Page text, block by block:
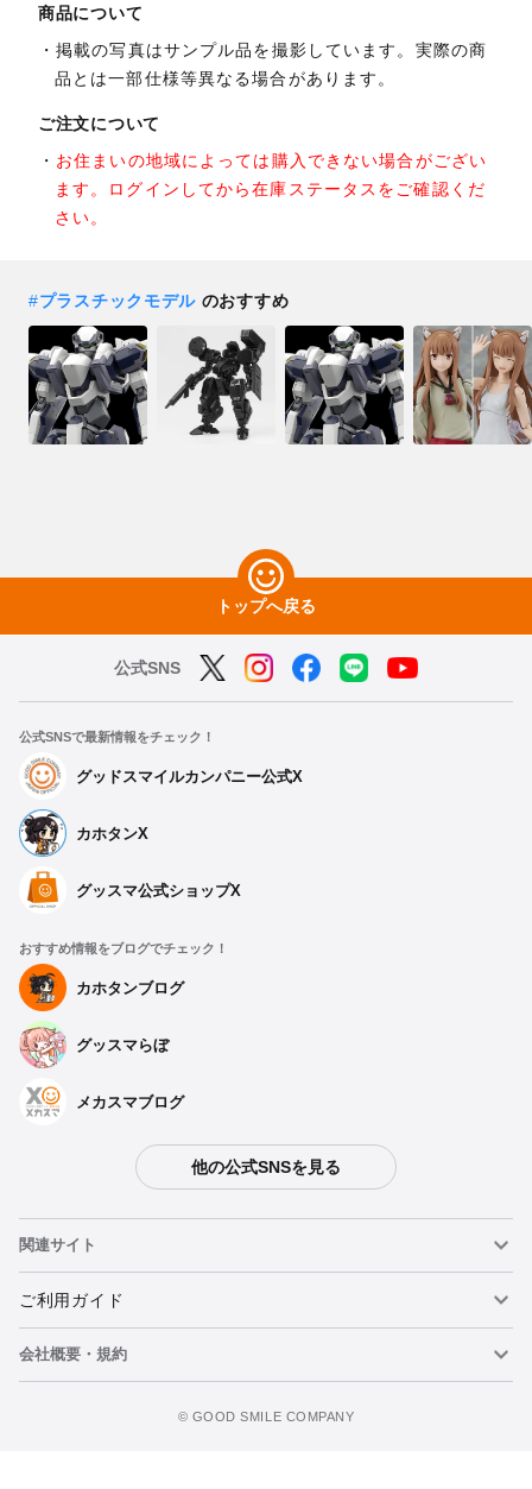
商品について
掲載の写真はサンプル品を撮影しています。実際の商
品とは一部仕様等異なる場合があります。
ご注文について
お住まいの地域によっては購入できない場合がござい
ます。ログインしてから在庫ステータスをご確認くだ
さい。
#プラスチックモデル のおすすめ
トップへ戻る
公式SNS
公式SNSで最新情報をチェック！
グッドスマイルカンパニー公式X
カホタンX
グッスマ公式ショップX
おすすめ情報をブログでチェック！
カホタンブログ
グッスマらぼ
メカスマブログ
他の公式SNSを見る
関連サイト
ねんどろいど
ねんどろいどフェイスメーカー
ご利用ガイド
重要なお知らせ
会社概要・規約
©️ GOOD SMILE COMPANY